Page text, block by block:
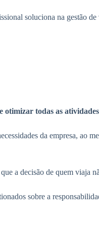
soluciona na gestão
todas as
da empresa, ao
a decisão de quem viaja
sobre a